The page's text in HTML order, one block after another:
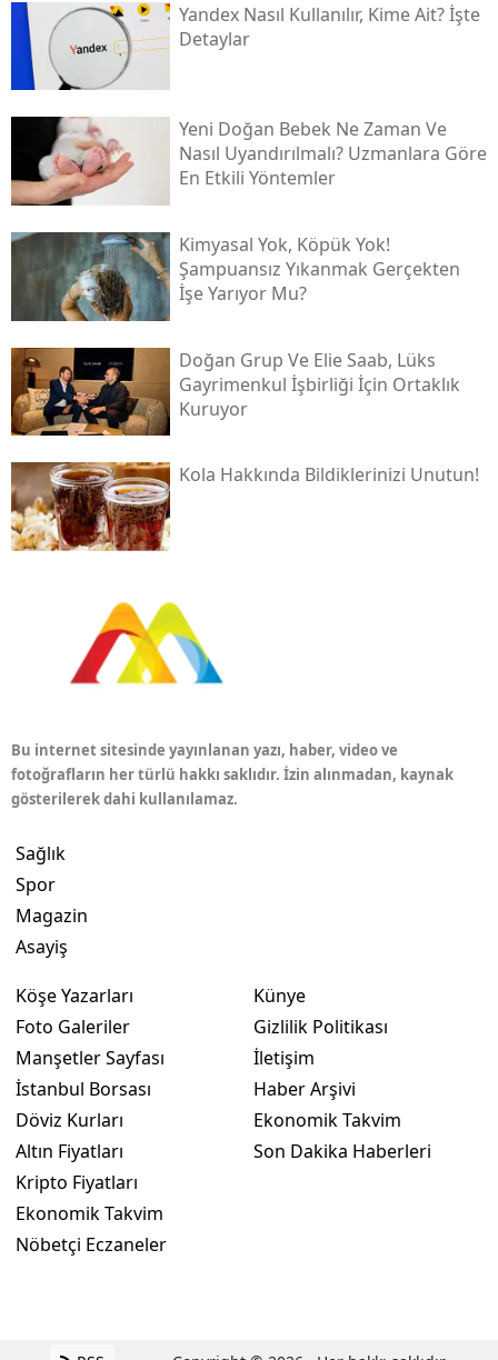
Yandex Nasıl Kullanılır, Kime Ait? İşte
Detaylar
Yeni Doğan Bebek Ne Zaman Ve
Nasıl Uyandırılmalı? Uzmanlara Göre
En Etkili Yöntemler
Kimyasal Yok, Köpük Yok!
Şampuansız Yıkanmak Gerçekten
İşe Yarıyor Mu?
Doğan Grup Ve Elie Saab, Lüks
Gayrimenkul İşbirliği İçin Ortaklık
Kuruyor
Kola Hakkında Bildiklerinizi Unutun!
Bu internet sitesinde yayınlanan yazı, haber, video ve
fotoğrafların her türlü hakkı saklıdır. İzin alınmadan, kaynak
gösterilerek dahi kullanılamaz.
Sağlık
Spor
Magazin
Asayiş
Köşe Yazarları
Foto Galeriler
Manşetler Sayfası
İstanbul Borsası
Döviz Kurları
Altın Fiyatları
Kripto Fiyatları
Ekonomik Takvim
Nöbetçi Eczaneler
Künye
Gizlilik Politikası
İletişim
Haber Arşivi
Ekonomik Takvim
Son Dakika Haberleri